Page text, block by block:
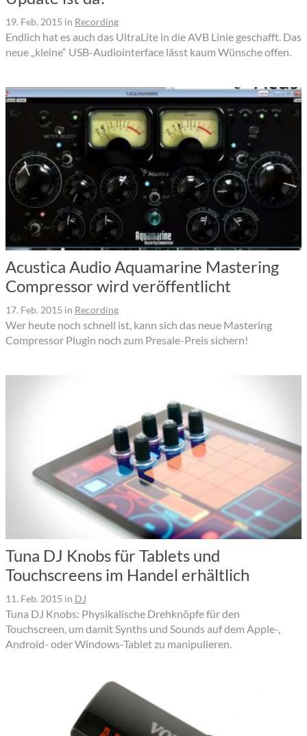
19. Feb. 2015 in Recording
Endlich hat es auch das UltraLite in die AVB Linie geschafft. Das
neue „kleine“ USB-Audiointerface lässt kaum Wünsche offen.
Acustica Audio Aquamarine Mastering
Compressor wird veröffentlicht
17. Feb. 2015 in Recording
Wer heute noch schnell ist, kann sich das neue Mastering
Compressor Plugin noch zum Presale-Preis sichern!
Tuna DJ Knobs für Tablets und
Touchscreens im Handel erhältlich
11. Feb. 2015 in DJ
Tuna DJ Knobs: Physikalische Drehknöpfe für den
Touchscreen, um damit Synths und Sounds auf dem Apple-,
Android- oder Windows-Tablet zu manipulieren.